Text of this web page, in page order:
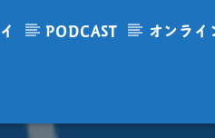
PODCAST オンライ